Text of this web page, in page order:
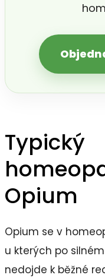
Typický
Opium
Opium se v
u kterých po
nedojde k běžné